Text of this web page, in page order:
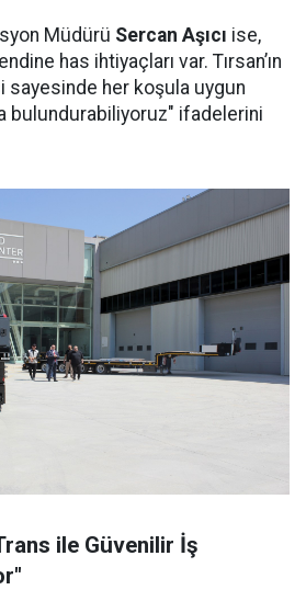
Müdürü Sercan Aşıcı ise,
has ihtiyaçları var. Tırsan’ın
sayesinde her koşula uygun
bulundurabiliyoruz" ifadelerini
ile Güvenilir İş